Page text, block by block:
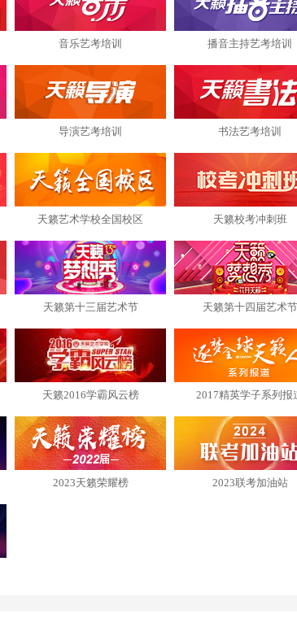
音乐艺考培训 播音主持艺考培训
导演艺考培训 书法艺考培训
天籁艺术学校全国校区 天籁校考冲刺班
天籁第十三届艺术节 天籁第十四届艺术节
天籁2016学霸风云榜 2017精英学子系列报
2023天籁荣耀榜 2023联考加油站